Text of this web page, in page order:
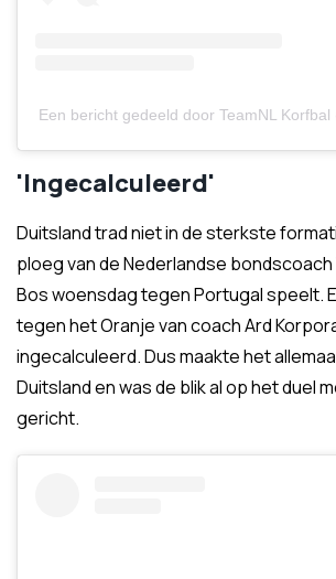
Een bericht gedeeld door TeamNL
'Ingecalculeerd'
Duitsland trad niet in de sterkste
ploeg van de Nederlandse bondscoach
Bos woensdag tegen Portugal speelt.
tegen het Oranje van coach Ard
ingecalculeerd. Dus maakte het
Duitsland en was de blik al op het duel
gericht.